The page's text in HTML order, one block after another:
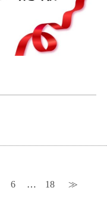
6 … 18 ≫